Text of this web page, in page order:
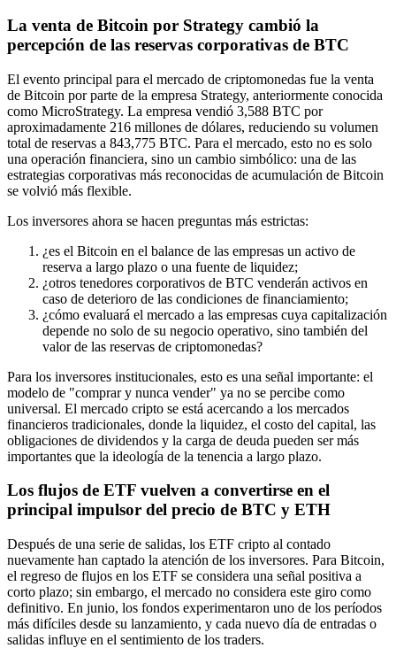
La venta de Bitcoin por Strategy cambió la
percepción de las reservas corporativas de BTC
El evento principal para el mercado de criptomonedas fue la venta
de Bitcoin por parte de la empresa Strategy, anteriormente conocida
como MicroStrategy. La empresa vendió 3,588 BTC por
aproximadamente 216 millones de dólares, reduciendo su volumen
total de reservas a 843,775 BTC. Para el mercado, esto no es solo
una operación financiera, sino un cambio simbólico: una de las
estrategias corporativas más reconocidas de acumulación de Bitcoin
se volvió más flexible.
Los inversores ahora se hacen preguntas más estrictas:
¿es el Bitcoin en el balance de las empresas un activo de
reserva a largo plazo o una fuente de liquidez;
¿otros tenedores corporativos de BTC venderán activos en
caso de deterioro de las condiciones de financiamiento;
¿cómo evaluará el mercado a las empresas cuya capitalización
depende no solo de su negocio operativo, sino también del
valor de las reservas de criptomonedas?
Para los inversores institucionales, esto es una señal importante: el
modelo de "comprar y nunca vender" ya no se percibe como
universal. El mercado cripto se está acercando a los mercados
financieros tradicionales, donde la liquidez, el costo del capital, las
obligaciones de dividendos y la carga de deuda pueden ser más
importantes que la ideología de la tenencia a largo plazo.
Los flujos de ETF vuelven a convertirse en el
principal impulsor del precio de BTC y ETH
Después de una serie de salidas, los ETF cripto al contado
nuevamente han captado la atención de los inversores. Para Bitcoin,
el regreso de flujos en los ETF se considera una señal positiva a
corto plazo; sin embargo, el mercado no considera este giro como
definitivo. En junio, los fondos experimentaron uno de los períodos
más difíciles desde su lanzamiento, y cada nuevo día de entradas o
salidas influye en el sentimiento de los traders.